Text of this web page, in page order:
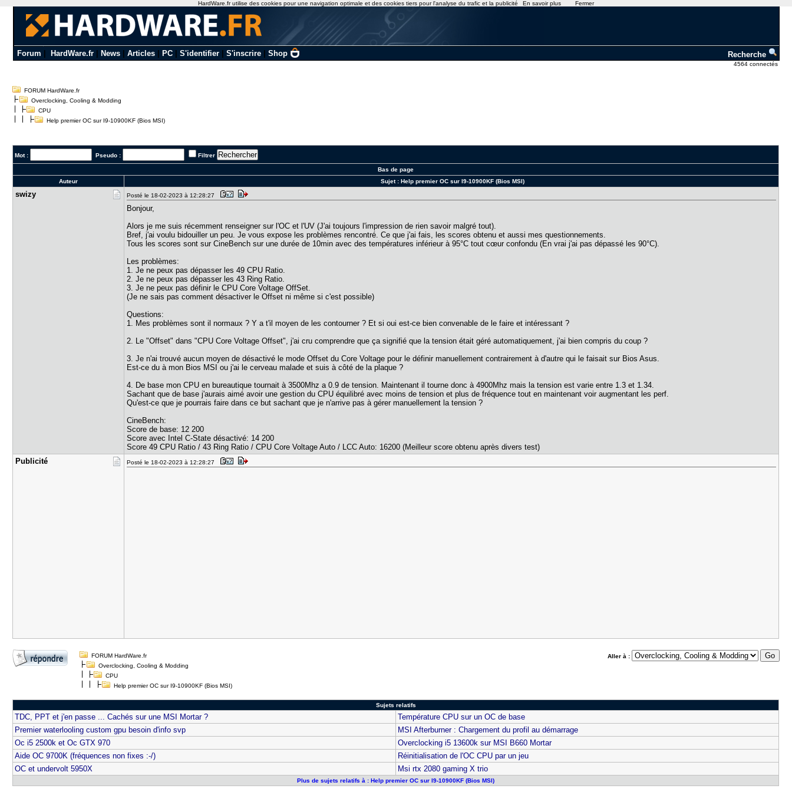
Forum HardWare.fr| News| Articles| PC| S'identifier| S'inscrire| Shop Recherche
4564 connectés
FORUM HardWare.fr
Overclocking, Cooling & Modding
CPU
Help premier OC sur I9-10900KF (Bios MSI)
Mot : Pseudo : Filtrer
Bas de page
Auteur
Sujet : Help premier OC sur I9-10900KF (Bios MSI)
swizy Posté le 18-02-2023 à 12:28:27
Bonjour,
Alors je me suis récemment renseigner sur l'OC et l'UV (J'ai toujours l'impression de rien savoir malgré tout).
Bref, j'ai voulu bidouiller un peu. Je vous expose les problèmes rencontré. Ce que j'ai fais, les scores obtenu et aussi mes questionnements.
Tous les scores sont sur CineBench sur une durée de 10min avec des températures inférieur à 95°C tout cœur confondu (En vrai j'ai pas dépassé les 90°C).
Les problèmes:
1. Je ne peux pas dépasser les 49 CPU Ratio.
2. Je ne peux pas dépasser les 43 Ring Ratio.
3. Je ne peux pas définir le CPU Core Voltage OffSet.
(Je ne sais pas comment désactiver le Offset ni même si c'est possible)
Questions:
1. Mes problèmes sont il normaux ? Y a t'il moyen de les contourner ? Et si oui est-ce bien convenable de le faire et intéressant ?
2. Le "Offset" dans "CPU Core Voltage Offset", j'ai cru comprendre que ça signifié que la tension était géré automatiquement, j'ai bien compris du coup ?
3. Je n'ai trouvé aucun moyen de désactivé le mode Offset du Core Voltage pour le définir manuellement contrairement à d'autre qui le faisait sur Bios Asus.
Est-ce du à mon Bios MSI ou j'ai le cerveau malade et suis à côté de la plaque ?
4. De base mon CPU en bureautique tournait à 3500Mhz a 0.9 de tension. Maintenant il tourne donc à 4900Mhz mais la tension est varie entre 1.3 et 1.34.
Sachant que de base j'aurais aimé avoir une gestion du CPU équilibré avec moins de tension et plus de fréquence tout en maintenant voir augmentant les perf.
Qu'est-ce que je pourrais faire dans ce but sachant que je n'arrive pas à gérer manuellement la tension ?
CineBench:
Score de base: 12 200
Score avec Intel C-State désactivé: 14 200
Score 49 CPU Ratio / 43 Ring Ratio / CPU Core Voltage Auto / LCC Auto: 16200 (Meilleur score obtenu après divers test)
Publicité
Posté le 18-02-2023 à 12:28:27
Aller à :
FORUM HardWare.fr
Overclocking, Cooling & Modding
CPU
Help premier OC sur I9-10900KF (Bios MSI)
Sujets relatifs
TDC, PPT et j'en passe ... Cachés sur une MSI Mortar ?
Température CPU sur un OC de base
Premier waterlooling custom gpu besoin d'info svp
MSI Afterburner : Chargement du profil au démarrage
Oc i5 2500k et Oc GTX 970
Overclocking i5 13600k sur MSI B660 Mortar
Aide OC 9700K (fréquences non fixes :-/)
Réinitialisation de l'OC CPU par un jeu
OC et undervolt 5950X
Msi rtx 2080 gaming X trio
Plus de sujets relatifs à : Help premier OC sur I9-10900KF (Bios MSI)
HardWare.fr utilise des cookies pour une navigation optimale et des cookies tiers pour l'analyse du trafic et la publicité En savoir plus Fermer